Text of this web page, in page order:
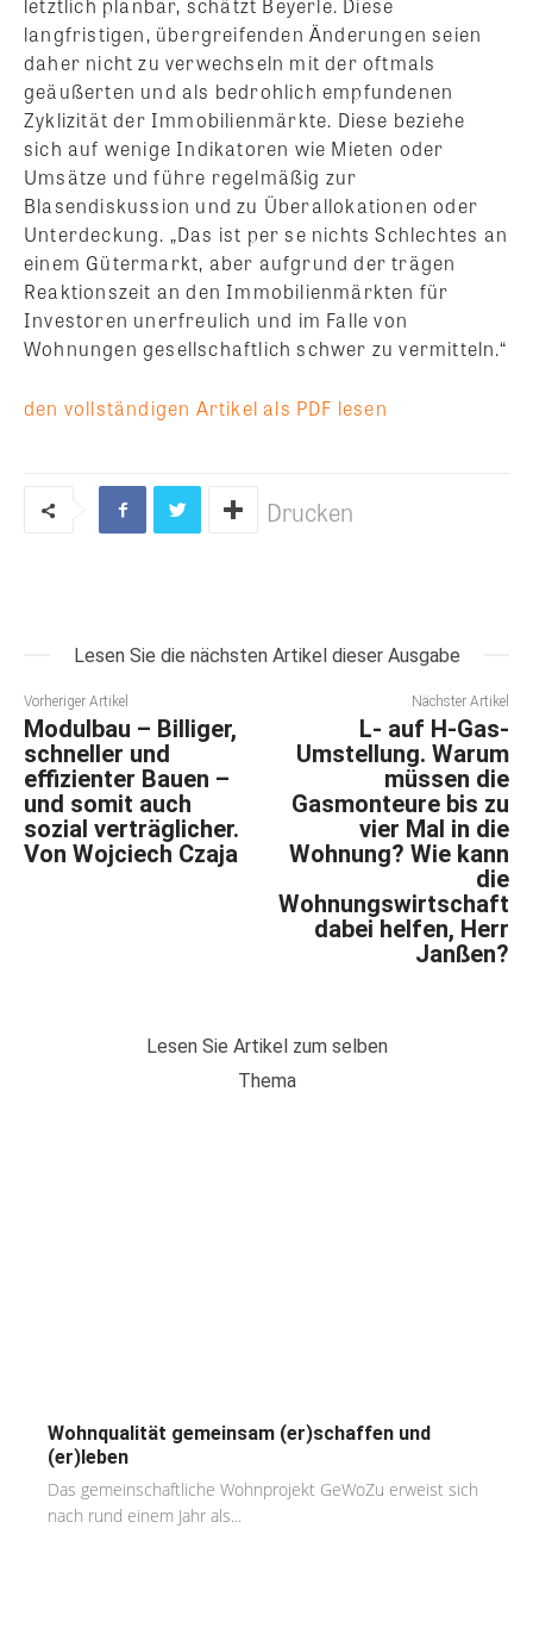
letztlich planbar, schätzt Beyerle. Diese
langfristigen, übergreifenden Änderungen seien
daher nicht zu verwechseln mit der oftmals
geäußerten und als bedrohlich empfundenen
Zyklizität der Immobilienmärkte. Diese beziehe
sich auf wenige Indikatoren wie Mieten oder
Umsätze und führe regelmäßig zur
Blasendiskussion und zu Überallokationen oder
Unterdeckung. „Das ist per se nichts Schlechtes an
einem Gütermarkt, aber aufgrund der trägen
Reaktionszeit an den Immobilienmärkten für
Investoren unerfreulich und im Falle von
Wohnungen gesellschaftlich schwer zu vermitteln.“
den vollständigen Artikel als PDF lesen
Drucken
Lesen Sie die nächsten Artikel dieser Ausgabe
Vorheriger Artikel
Modulbau – Billiger,
schneller und
effizienter Bauen –
und somit auch
sozial verträglicher.
Von Wojciech Czaja
Nächster Artikel
L- auf H-Gas-
Umstellung. Warum
müssen die
Gasmonteure bis zu
vier Mal in die
Wohnung? Wie kann
die
Wohnungswirtschaft
dabei helfen, Herr
Janßen?
Lesen Sie Artikel zum selben
Thema
Wohnqualität gemeinsam (er)schaffen und
(er)leben
Das gemeinschaftliche Wohnprojekt GeWoZu erweist sich
nach rund einem Jahr als...